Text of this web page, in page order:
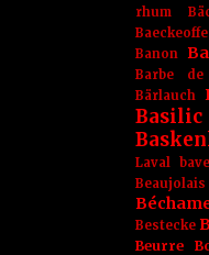
rhum
Baeckeoffe
Banon
Barbe
Bärlauch
Basilic
Laval
Bestecke
Beurre